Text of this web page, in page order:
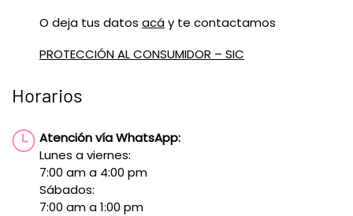
O deja tus datos acáy te contactamos
PROTECCIÓN AL CONSUMIDOR – SIC
Horarios
Atención vía WhatsApp:
Lunes a viernes:
7:00 am a 4:00 pm
Sábados:
7:00 am a 1:00 pm